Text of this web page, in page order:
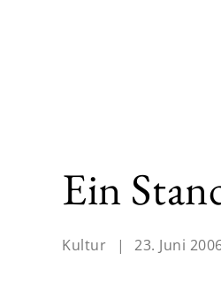
Ein
Kultur | 23. Juni